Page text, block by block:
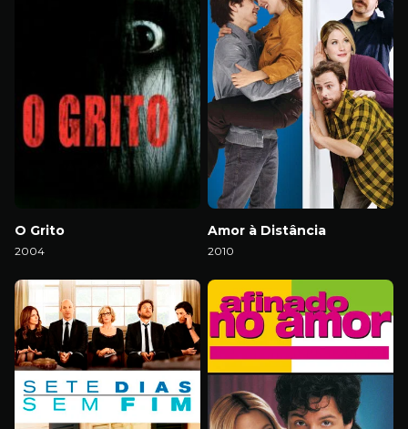
O Grito
2004
Amor à Distância
2010